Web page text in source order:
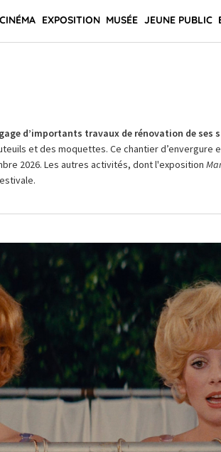
CINÉMA EXPOSITION MUSÉE JEUNE PUBLIC
d’importants travaux de rénovation de ses
et des moquettes. Ce chantier
2026. Les autres activités, dont l'exposition